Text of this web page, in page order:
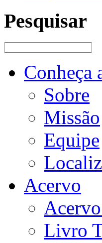
Pesquisar
Conheça
Sobre
Missão
Equipe
Acervo
Livro